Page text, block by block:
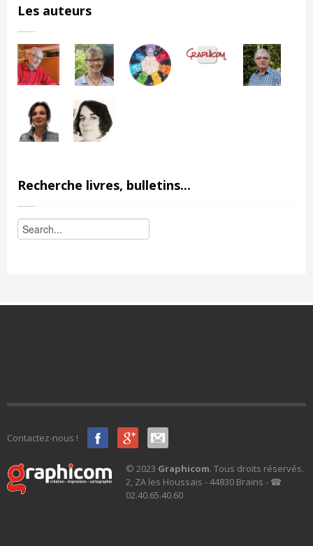
Les auteurs
Recherche livres, bulletins...
Contactez-nous !
© 2023 Graphicom. Tous droits réservés.
2, ZA les Houssais - 44830 Brains - ☎
02.40.65.40.60